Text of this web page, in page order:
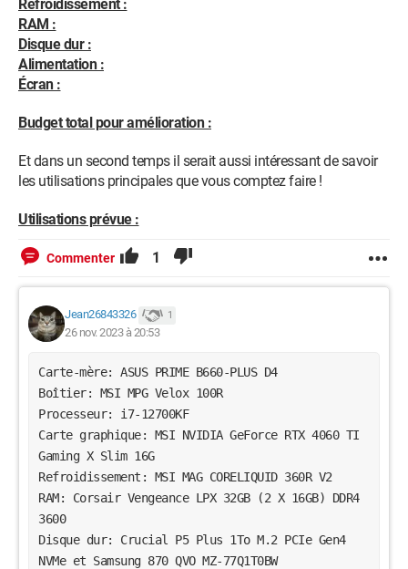
Refroidissement :
RAM :
Disque dur :
Alimentation :
Écran :
Budget total pour amélioration :
Et dans un second temps il serait aussi intéressant de savoir
les utilisations principales que vous comptez faire !
Utilisations prévue :
Commenter 1
Jean26843326 1
26 nov. 2023 à 20:53
Carte-mère: ASUS PRIME B660-PLUS D4
Boîtier: MSI MPG Velox 100R
Processeur: i7-12700KF
Carte graphique: MSI NVIDIA GeForce RTX 4060 TI
Gaming X Slim 16G
Refroidissement: MSI MAG CORELIQUID 360R V2
RAM: Corsair Vengeance LPX 32GB (2 X 16GB) DDR4
3600
Disque dur: Crucial P5 Plus 1To M.2 PCIe Gen4
NVMe et Samsung 870 QVO MZ-77Q1T0BW